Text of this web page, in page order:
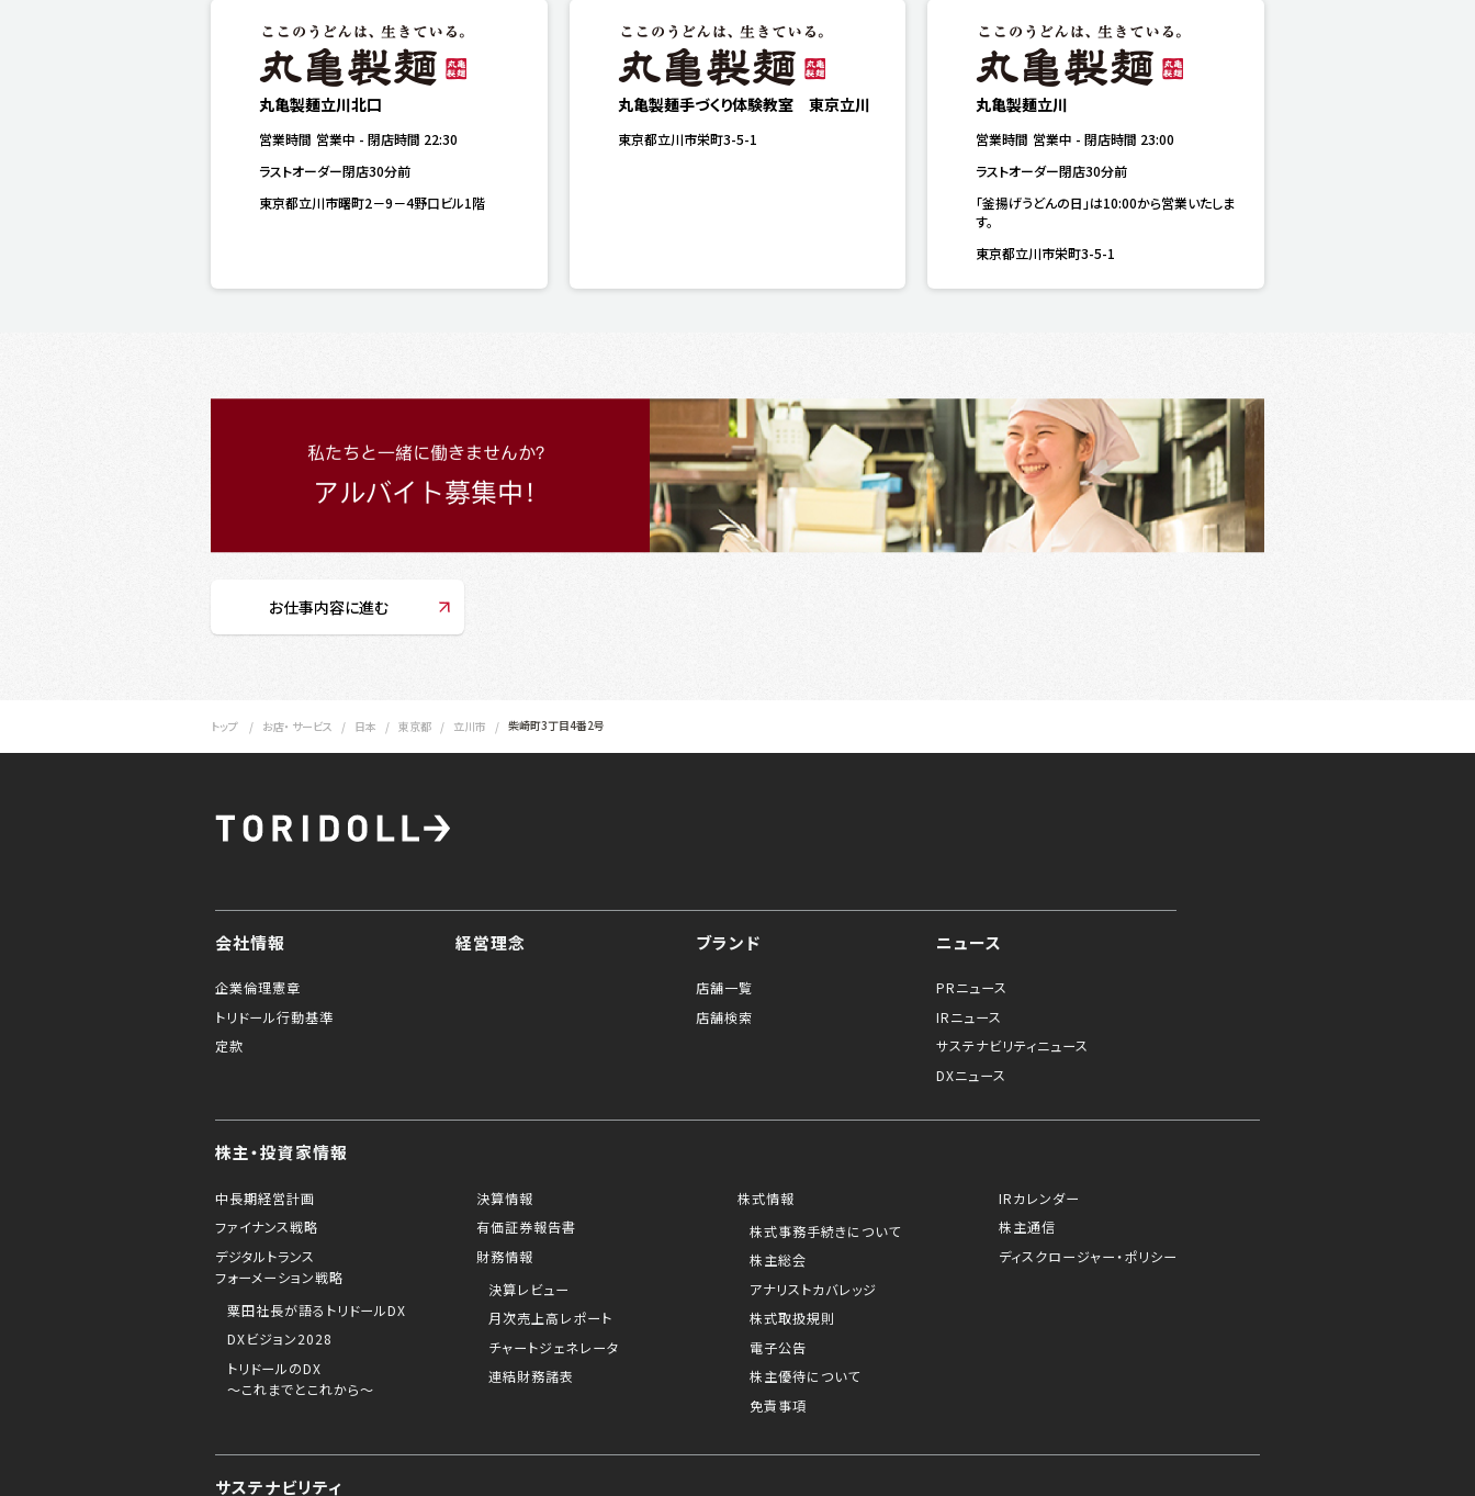
丸亀製麺立川北口
営業時間 営業中 - 閉店時間 22:30
ラストオーダー閉店30分前
東京都立川市曙町2－9－4野口ビル1階
丸亀製麺手づくり体験教室 東京立川
東京都立川市栄町3-5-1
丸亀製麺立川
営業時間 営業中 -閉店時間 23:00
ラストオーダー閉店30分前
「釜揚げうどんの日」は10:00から営業いたしま
す。
東京都立川市栄町3-5-1
お仕事内容に進む
トップ お店・ サービス 日本 東京都 立川市 柴崎町3丁目4番2号
会社情報
企業倫理憲章
トリドール行動基準
定款
経営理念 ブランド
店舗一覧
店舗検索
ニュース
PRニュース
IRニュース
サステナビリティニュース
DXニュース
株主・投資家情報
中長期経営計画
ファイナンス戦略
デジタルトランス
フォーメーション戦略
粟田社長が語るトリドールDX
DXビジョン2028
トリドールのDX
～これまでとこれから～
決算情報
有価証券報告書
財務情報
決算レビュー
月次売上高レポート
チャートジェネレータ
連結財務諸表
株式情報
株式事務手続きについて
株主総会
アナリストカバレッジ
株式取扱規則
電子公告
株主優待について
免責事項
IRカレンダー
株主通信
ディスクロージャー・ポリシー
サステナビリティ